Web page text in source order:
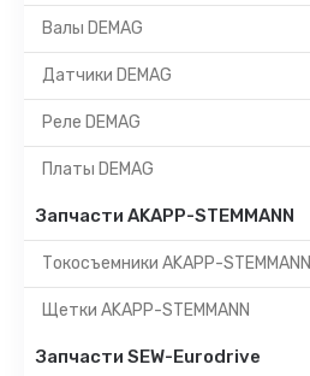
Валы DEMAG
Датчики DEMAG
Реле DEMAG
Платы DEMAG
Запчасти AKAPP-STEMMANN
Токосъемники AKAPP-STEMMANN
Щетки AKAPP-STEMMANN
Запчасти SEW-Eurodrive